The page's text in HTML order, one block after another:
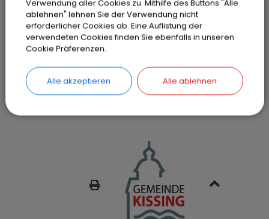
zusammen mit zahlreichen
Kooperationspartnern - unter ihnen die eng
mit König Otto I. verbundenen Städte
und nunmehr offiziell vorgestellt.
Verwendung aller Cookies zu. Mithilfe des Buttons "Alle
ablehnen" lehnen Sie der Verwendung nicht
erforderlicher Cookies ab. Eine Auflistung der
verwendeten Cookies finden Sie ebenfalls in unseren
Cookie Präferenzen.
Alle akzeptieren Alle ablehnen